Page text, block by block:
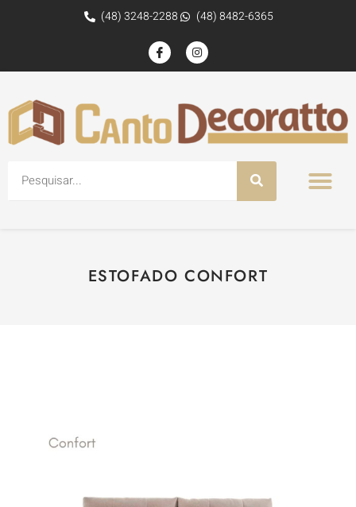
(48) 3248-2288 (48) 8482-6365
ESTOFADO CONFORT